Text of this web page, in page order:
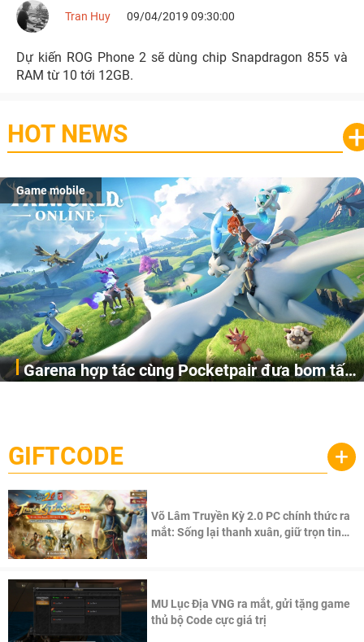
Tran Huy 09/04/2019 09:30:00
Dự kiến ROG Phone 2 sẽ dùng chip Snapdragon 855 và
RAM từ 10 tới 12GB.
HOT NEWS
Game mobile
Garena hợp tác cùng Pocketpair đưa bom tấn
cầu, theo giấy phép chính thức từ công ty game Nhật Bản
Pocketpair, Inc.
GIFTCODE +
Võ Lâm Truyền Kỳ 2.0 PC chính thức ra
mắt: Sống lại thanh xuân, giữ trọn tinh
MU Lục Địa VNG ra mắt, gửi tặng game
thủ bộ Code cực giá trị